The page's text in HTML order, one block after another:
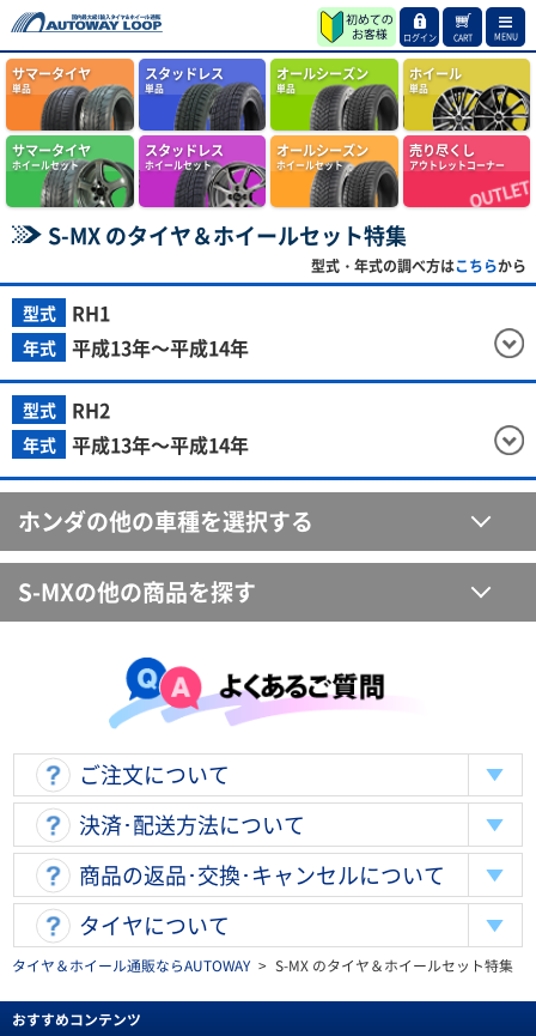
ログイン CART MENU
サマータイヤ
単品
スタッドレス
単品
オールシーズン
単品
ホイール
単品
サマータイヤ
ホイールセット
スタッドレス
ホイールセット
オールシーズン
ホイールセット
売り尽くし
アウトレットコーナー
S-MX のタイヤ＆ホイールセット特集
型式・年式の調べ方はこちらから
型式 RH1
年式 平成13年～平成14年
型式 RH2
年式 平成13年～平成14年
ホンダの他の車種を選択する
S-MXの他の商品を探す
ご注文について
決済･配送方法について
商品の返品･交換･キャンセルについて
タイヤについて
タイヤ＆ホイール通販ならAUTOWAY > S-MX のタイヤ＆ホイールセット特集
おすすめコンテンツ